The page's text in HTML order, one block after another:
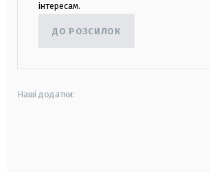
інтересам.
ДО РОЗСИЛОК
Наші додатки: